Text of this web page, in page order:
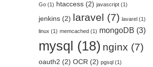
Go (1) htaccess (2) javascript (1)
jenkins (2) laravel (7) lavarel (1)
linux (1) memcached (1) mongoDB (3)
mysql (18) nginx (7)
oauth2 (2) OCR (2) pgsql (1)